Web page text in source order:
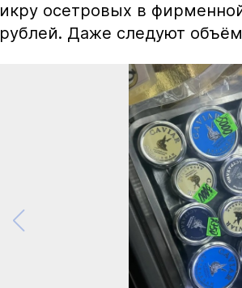
икру осетровых в
рублей. Даже следуют